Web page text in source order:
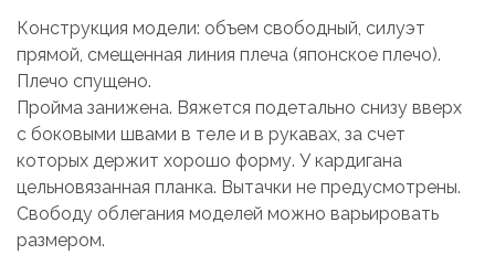
Конструкция модели: объем свободный, силуэт
прямой, смещенная линия плеча (японское плечо).
Плечо спущено.
Пройма занижена. Вяжется подетально снизу вверх
с боковыми швами в теле и в рукавах, за счет
которых держит хорошо форму. У кардигана
цельновязанная планка. Вытачки не предусмотрены.
Свободу облегания моделей можно варьировать
размером.